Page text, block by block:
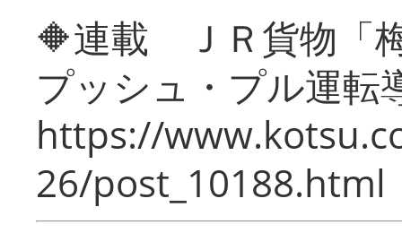
🔶連載 ＪＲ貨物「
プッシュ・プル運転
https://
26/post_10188.html